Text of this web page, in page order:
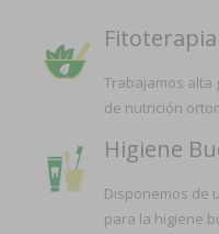
Fitoterapia
Trabajamos alta
de nutrición
Higiene
Disponemos de
para la higiene